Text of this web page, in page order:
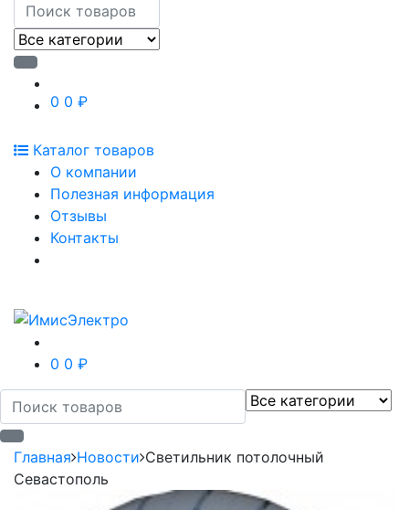
0 0 ₽
Каталог товаров
О компании
Полезная информация
Отзывы
Контакты
0 0 ₽
Главная Новости Светильник потолочный
Севастополь